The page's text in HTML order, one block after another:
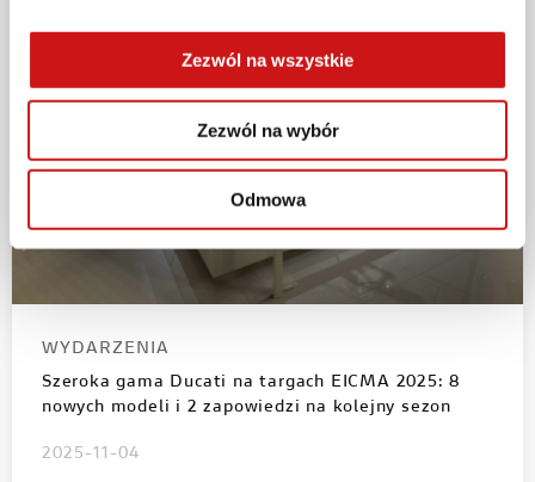
Zezwól na wszystkie
Zezwól na wybór
Odmowa
WYDARZENIA
Szeroka gama Ducati na targach EICMA 2025: 8
nowych modeli i 2 zapowiedzi na kolejny sezon
2025-11-04